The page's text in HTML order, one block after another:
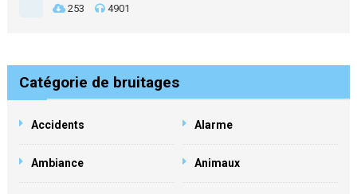
253 4901
Catégorie de bruitages
Accidents Alarme
Ambiance Animaux